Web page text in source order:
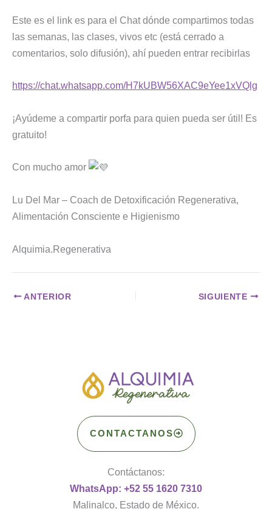
Este es el link es para el Chat dónde compartimos todas
las semanas, las clases, vivos etc (está cerrado a
comentarios, solo difusión), ahí pueden entrar recibirlas
https://chat.whatsapp.com/H7kUBW56XAC9eYee1xVQlg
¡Ayúdeme a compartir porfa para quien pueda ser útil! Es
gratuito!
Con mucho amor
Lu Del Mar – Coach de Detoxificación Regenerativa,
Alimentación Consciente e Higienismo
Alquimia.Regenerativa
ANTERIOR SIGUIENTE
CONTACTANOS
Contáctanos:
WhatsApp: +52 55 1620 7310
Malinalco, Estado de México.